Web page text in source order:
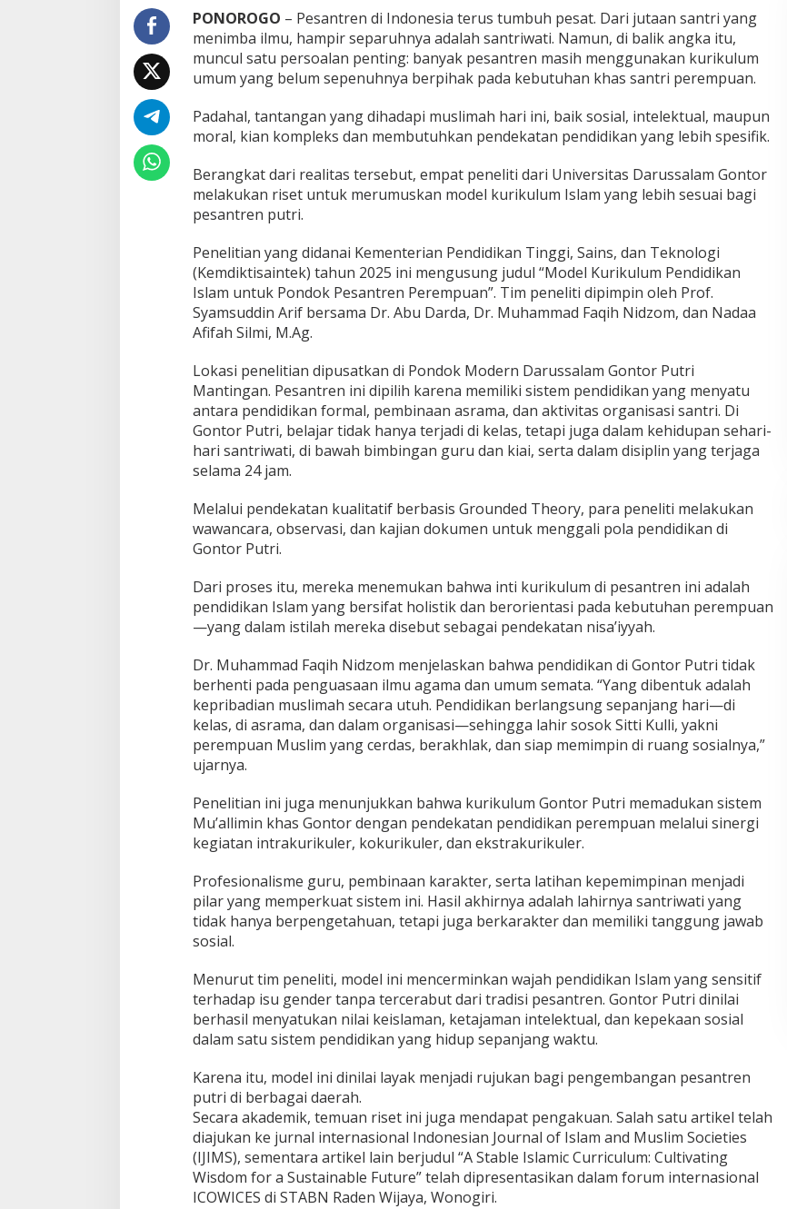
d
e
l
K
u
i
k
u
u
m
P
a
n
r
e
n
u
t
r
i
B
e
r
a
s
i
s
e
n
d
i
i
k
a
n
H
o
s
t
i
k
PONOROGO – Pesantren di Indonesia terus tumbuh pesat. Dari jutaan santri yang
menimba ilmu, hampir separuhnya adalah santriwati. Namun, di balik angka itu,
muncul satu persoalan penting: banyak pesantren masih menggunakan kurikulum
umum yang belum sepenuhnya berpihak pada kebutuhan khas santri perempuan.
Padahal, tantangan yang dihadapi muslimah hari ini, baik sosial, intelektual, maupun
moral, kian kompleks dan membutuhkan pendekatan pendidikan yang lebih spesifik.
Berangkat dari realitas tersebut, empat peneliti dari Universitas Darussalam Gontor
melakukan riset untuk merumuskan model kurikulum Islam yang lebih sesuai bagi
pesantren putri.
Penelitian yang didanai Kementerian Pendidikan Tinggi, Sains, dan Teknologi
(Kemdiktisaintek) tahun 2025 ini mengusung judul “Model Kurikulum Pendidikan
Islam untuk Pondok Pesantren Perempuan”. Tim peneliti dipimpin oleh Prof.
Syamsuddin Arif bersama Dr. Abu Darda, Dr. Muhammad Faqih Nidzom, dan Nadaa
Afifah Silmi, M.Ag.
Lokasi penelitian dipusatkan di Pondok Modern Darussalam Gontor Putri
Mantingan. Pesantren ini dipilih karena memiliki sistem pendidikan yang menyatu
antara pendidikan formal, pembinaan asrama, dan aktivitas organisasi santri. Di
Gontor Putri, belajar tidak hanya terjadi di kelas, tetapi juga dalam kehidupan sehari-
hari santriwati, di bawah bimbingan guru dan kiai, serta dalam disiplin yang terjaga
selama 24 jam.
Melalui pendekatan kualitatif berbasis Grounded Theory, para peneliti melakukan
wawancara, observasi, dan kajian dokumen untuk menggali pola pendidikan di
Gontor Putri.
Dari proses itu, mereka menemukan bahwa inti kurikulum di pesantren ini adalah
pendidikan Islam yang bersifat holistik dan berorientasi pada kebutuhan perempuan
—yang dalam istilah mereka disebut sebagai pendekatan nisa’iyyah.
Dr. Muhammad Faqih Nidzom menjelaskan bahwa pendidikan di Gontor Putri tidak
berhenti pada penguasaan ilmu agama dan umum semata. “Yang dibentuk adalah
kepribadian muslimah secara utuh. Pendidikan berlangsung sepanjang hari—di
kelas, di asrama, dan dalam organisasi—sehingga lahir sosok Sitti Kulli, yakni
perempuan Muslim yang cerdas, berakhlak, dan siap memimpin di ruang sosialnya,”
ujarnya.
Penelitian ini juga menunjukkan bahwa kurikulum Gontor Putri memadukan sistem
Mu’allimin khas Gontor dengan pendekatan pendidikan perempuan melalui sinergi
kegiatan intrakurikuler, kokurikuler, dan ekstrakurikuler.
Profesionalisme guru, pembinaan karakter, serta latihan kepemimpinan menjadi
pilar yang memperkuat sistem ini. Hasil akhirnya adalah lahirnya santriwati yang
tidak hanya berpengetahuan, tetapi juga berkarakter dan memiliki tanggung jawab
sosial.
Menurut tim peneliti, model ini mencerminkan wajah pendidikan Islam yang sensitif
terhadap isu gender tanpa tercerabut dari tradisi pesantren. Gontor Putri dinilai
berhasil menyatukan nilai keislaman, ketajaman intelektual, dan kepekaan sosial
dalam satu sistem pendidikan yang hidup sepanjang waktu.
Karena itu, model ini dinilai layak menjadi rujukan bagi pengembangan pesantren
putri di berbagai daerah.
Secara akademik, temuan riset ini juga mendapat pengakuan. Salah satu artikel telah
diajukan ke jurnal internasional Indonesian Journal of Islam and Muslim Societies
(IJIMS), sementara artikel lain berjudul “A Stable Islamic Curriculum: Cultivating
Wisdom for a Sustainable Future” telah dipresentasikan dalam forum internasional
ICOWICES di STABN Raden Wijaya, Wonogiri.